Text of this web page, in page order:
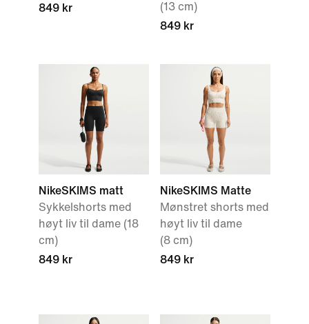
849 kr
(13 cm)
849 kr
NikeSKIMS matt
Sykkelshorts med
høyt liv til dame (18
cm)
849 kr
NikeSKIMS Matte
Mønstret shorts med
høyt liv til dame
(8 cm)
849 kr